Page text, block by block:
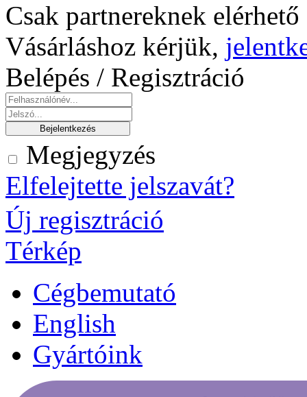
Csak partnereknek
Vásárláshoz kérjük,
Belépés / Regisztráció
Megjegyzés
Elfelejtette jelszavát?
Új regisztráció
Térkép
Cégbemutató
English
Gyártóink